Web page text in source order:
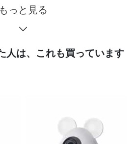
もっと見る
人は、これも買っています